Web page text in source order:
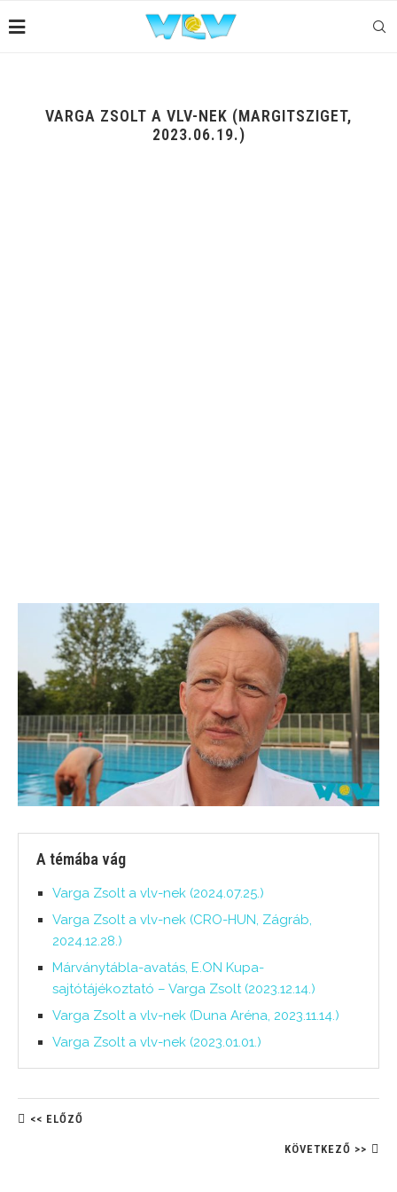
VARGA ZSOLT A VLV-NEK (MARGITSZIGET,
2023.06.19.)
A témába vág
Varga Zsolt a vlv-nek (2024.07.25.)
Varga Zsolt a vlv-nek (CRO-HUN, Zágráb,
2024.12.28.)
Márványtábla-avatás, E.ON Kupa-
sajtótájékoztató – Varga Zsolt (2023.12.14.)
Varga Zsolt a vlv-nek (Duna Aréna, 2023.11.14.)
Varga Zsolt a vlv-nek (2023.01.01.)
<< ELŐZŐ
KÖVETKEZŐ >>